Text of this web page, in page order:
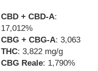
CBD + CBD-A:
17,012%
CBG + CBG-A: 3,063
THC: 3,822 mg/g
CBG Reale: 1,790%